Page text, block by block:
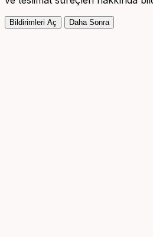
Bildirimleri Aç Daha Sonra